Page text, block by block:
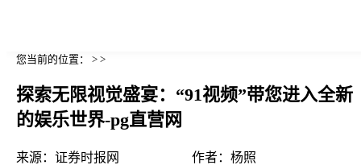
您当前的位置： > >
探索无限视觉盛宴：“91视频”带您进入全新
的娱乐世界-pg直营网
来源： 证券时报网 作者： 杨照